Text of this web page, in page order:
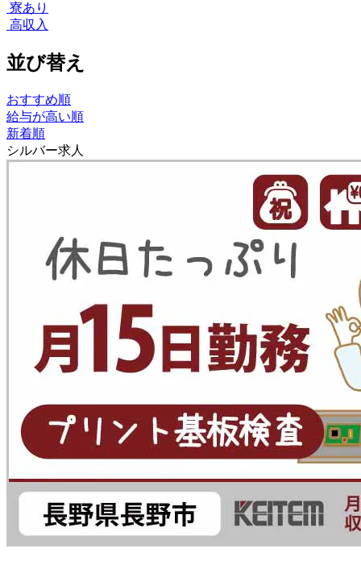
寮あり
高収入
並び替え
おすすめ順
給与が高い順
新着順
シルバー求人